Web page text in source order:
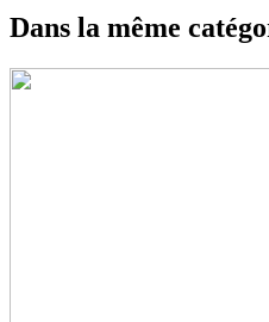
Dans la même